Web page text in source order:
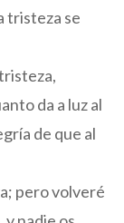
tristeza se
da a luz al
de que al
pero volveré